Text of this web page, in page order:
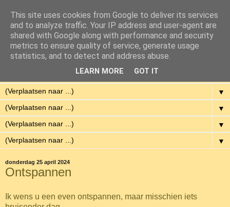
Eenvoudig Gelukkig
Met weinig middelen een hoge kwaliteit van leven hebben.
▼
▼
▼
▼
donderdag 25 april 2024
Ontspannen
Ik wens u een even ontspannen, maar misschien iets
This site uses cookies from Google to deliver its services
and to analyze traffic. Your IP address and user-agent are
shared with Google along with performance and security
metrics to ensure quality of service, generate usage
statistics, and to detect and address abuse.
LEARN MORE GOT IT